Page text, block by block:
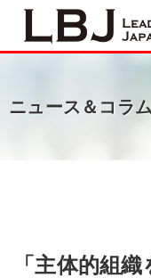
ニュース＆コラム
「主体的組